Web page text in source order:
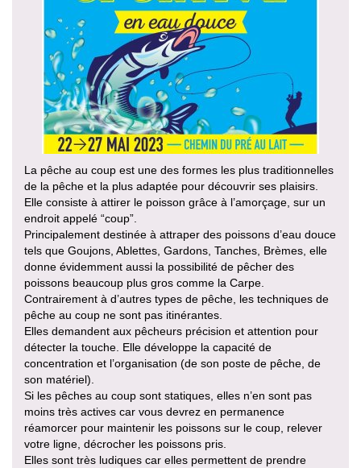
La pêche au coup est une des formes les plus traditionnelles
de la pêche et la plus adaptée pour découvrir ses plaisirs.
Elle consiste à attirer le poisson grâce à l’amorçage, sur un
endroit appelé “coup”.
Principalement destinée à attraper des poissons d’eau douce
tels que Goujons, Ablettes, Gardons, Tanches, Brèmes, elle
donne évidemment aussi la possibilité de pêcher des
poissons beaucoup plus gros comme la Carpe.
Contrairement à d’autres types de pêche, les techniques de
pêche au coup ne sont pas itinérantes.
Elles demandent aux pêcheurs précision et attention pour
détecter la touche. Elle développe la capacité de
concentration et l’organisation (de son poste de pêche, de
son matériel).
Si les pêches au coup sont statiques, elles n’en sont pas
moins très actives car vous devrez en permanence
réamorcer pour maintenir les poissons sur le coup, relever
votre ligne, décrocher les poissons pris.
Elles sont très ludiques car elles permettent de prendre